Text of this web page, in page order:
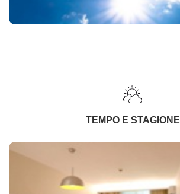
TEMPO E STAGIONE